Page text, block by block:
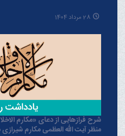
28 مرداد 1404
شرح فرازهایی از دعای «مکارم
منظر آیت الله العظمی مکارم شیرازی